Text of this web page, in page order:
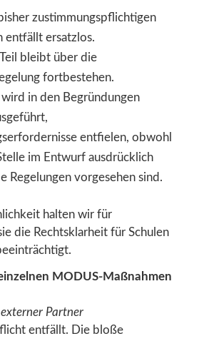
zustimmungspflichtigen
entfällt ersatzlos.
bleibt über die
fortbestehen.
in den Begründungen
entfielen, obwohl
im Entwurf ausdrücklich
Regelungen vorgesehen sind.
halten wir für
die Rechtsklarheit für Schulen
MODUS-Maßnahmen
Partner
entfällt. Die bloße